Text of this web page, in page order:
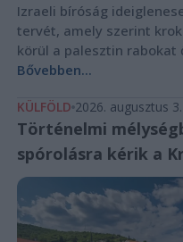
Izraeli bíróság
tervét, amely szerint
körül a palesztin rabokat
Bővebben...
KÜLFÖLD 2026. augusztus 3.
Történelmi
spórolásra kérik a